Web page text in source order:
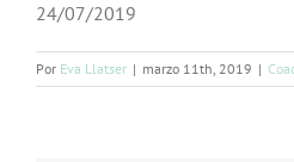
24/07/2019
Por Eva Llatser | marzo 11th, 2019 |